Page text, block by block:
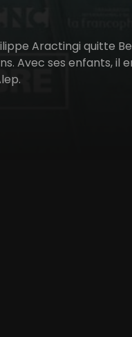
Aractingi quitte
Avec ses enfants, il